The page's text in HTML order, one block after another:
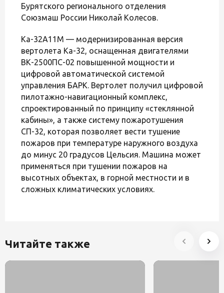
Бурятского регионального отделения
Союзмаш России Николай Колесов.
Ка-32А11М — модернизированная версия
вертолета Ка-32, оснащенная двигателями
ВК-2500ПС-02 повышенной мощности и
цифровой автоматической системой
управления БАРК. Вертолет получил цифровой
пилотажно-навигационный комплекс,
спроектированный по принципу «стеклянной
кабины», а также систему пожаротушения
СП-32, которая позволяет вести тушение
пожаров при температуре наружного воздуха
до минус 20 градусов Цельсия. Машина может
применяться при тушении пожаров на
высотных объектах, в горной местности и в
сложных климатических условиях.
Читайте также